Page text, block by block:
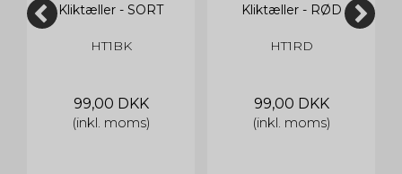
Kliktæller - SORT
HT1BK
99,00 DKK
(inkl. moms)
Kliktæller - RØD
HT1RD
99,00 DKK
(inkl. moms)